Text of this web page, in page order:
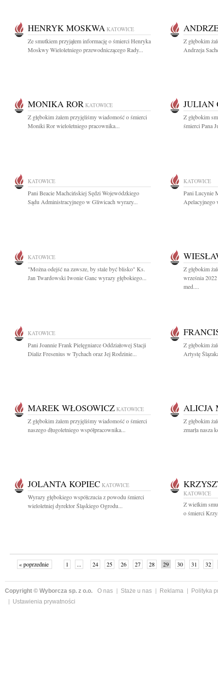
HENRYK MOSKWA KATOWICE
Ze smutkiem przyjąłem informację o śmierci Henryka
Moskwy Wieloletniego przewodniczącego Rady...
Z głębokim
Andrzeja
MONIKA ROR KATOWICE
Z głębokim żalem przyjęliśmy wiadomość o śmierci
Moniki Ror wieloletniego pracownika...
JULIAN
Z głębokim
śmierci Pana
KATOWICE
Pani Beacie Machcińskiej Sędzi Wojewódzkiego
Sądu Administracyjnego w Gliwicach wyrazy...
KATOWICE
Pani Lucynie
Apelacyjnego
KATOWICE
"Można odejść na zawsze, by stale być blisko" Ks.
Jan Twardowski Iwonie Ganc wyrazy głębokiego...
Z głębokim
września
med....
KATOWICE
Pani Joannie Frank Pielęgniarce Oddziałowej Stacji
Dializ Fresenius w Tychach oraz Jej Rodzinie...
Z głębokim
Artystę
MAREK WŁOSOWICZ KATOWICE
Z głębokim żalem przyjęliśmy wiadomość o śmierci
naszego długoletniego współpracownika...
ALICJA
Z głębokim
zmarła nasza
JOLANTA KOPIEC KATOWICE
Wyrazy głębokiego współczucia z powodu śmierci
wieloletniej dyrektor Śląskiego Ogrodu...
KATOWICE
Z wielkim
o śmierci
« poprzednie 1 ... 24 25 26 27 28 29 30 31
32
Copyright © Wyborcza sp. z o.o. O nas Staże u nas Reklama
Polityka
Ustawienia prywatności